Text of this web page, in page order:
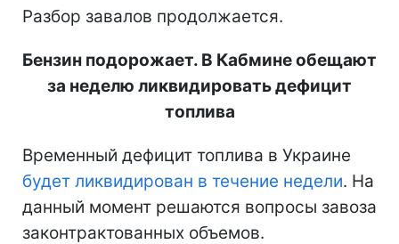
Разбор завалов продолжается.
Бензин подорожает. В Кабмине обещают
за неделю ликвидировать дефицит
топлива
Временный дефицит топлива в Украине
будет ликвидирован в течение недели. На
данный момент решаются вопросы завоза
законтрактованных объемов.